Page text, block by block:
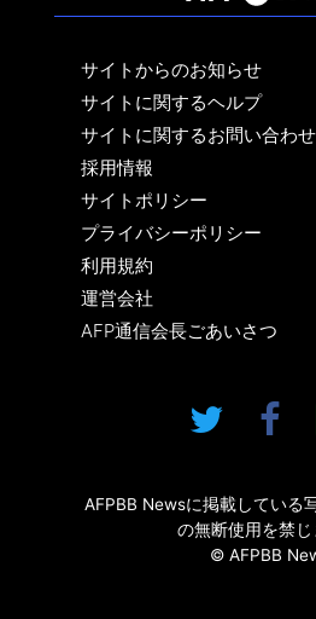
サイトからのお知らせ
サイトに関するヘルプ
サイトに関するお問い合わせ
採用情報
サイトポリシー
プライバシーポリシー
利用規約
運営会社
AFP通信会長ごあいさつ
AFPBB Newsに掲載している
の無断使用を禁じ
© AFPBB